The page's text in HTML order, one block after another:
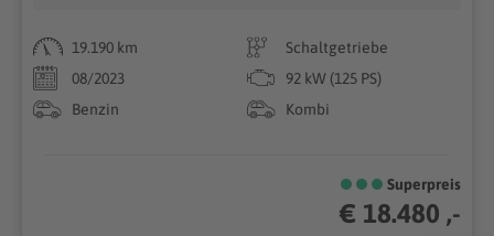
19.190 km
Schaltgetriebe
08/2023
92 kW (125 PS)
Benzin
Kombi
Superpreis
€ 18.480 ,-